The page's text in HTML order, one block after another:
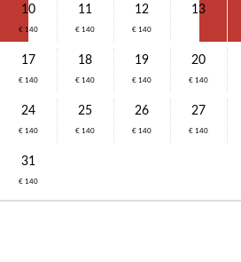
10
€ 140
11
€ 140
12
€ 140
13
17
€ 140
18
€ 140
19
€ 140
20
€ 140
24
€ 140
25
€ 140
26
€ 140
27
€ 140
31
€ 140